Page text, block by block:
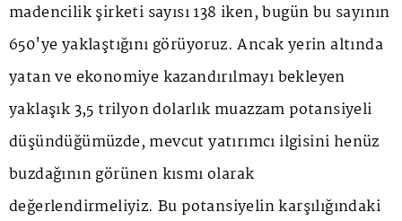
madencilik şirketi sayısı 138 iken, bugün bu sayının
650'ye yaklaştığını görüyoruz. Ancak yerin altında
yatan ve ekonomiye kazandırılmayı bekleyen
yaklaşık 3,5 trilyon dolarlık muazzam potansiyeli
düşündüğümüzde, mevcut yatırımcı ilgisini henüz
buzdağının görünen kısmı olarak
değerlendirmeliyiz. Bu potansiyelin karşılığındaki